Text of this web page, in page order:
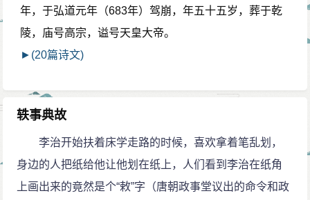
年，于弘道元年（683年）驾崩，年五十五岁，葬于乾
陵，庙号高宗，谥号天皇大帝。
►(20篇诗文)
轶事典故
李治开始扶着床学走路的时候，喜欢拿着笔乱划，
身边的人把纸给他让他划在纸上，人们看到李治在纸角
上画出来的竟然是个“敕”字（唐朝政事堂议出的命令和政